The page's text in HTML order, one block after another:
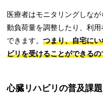
医療者はモニタリングしな
動負荷量を調整したり、利
できます。つまり、自宅に
ビリを受けることができるの
心臓リハビリの普及課